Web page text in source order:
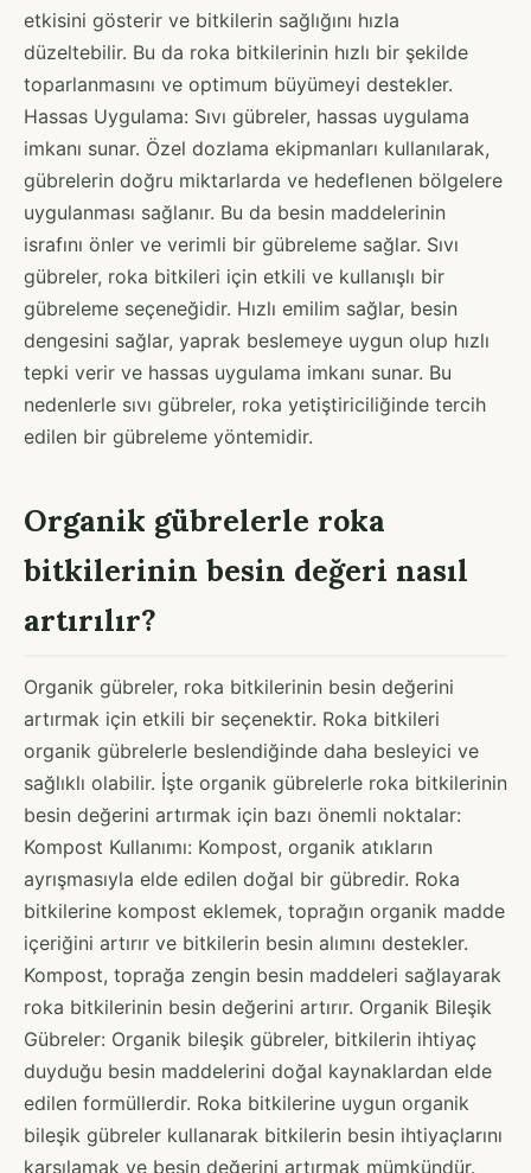
etkisini gösterir ve bitkilerin sağlığını hızla
düzeltebilir. Bu da roka bitkilerinin hızlı bir şekilde
toparlanmasını ve optimum büyümeyi destekler.
Hassas Uygulama: Sıvı gübreler, hassas uygulama
imkanı sunar. Özel dozlama ekipmanları kullanılarak,
gübrelerin doğru miktarlarda ve hedeflenen bölgelere
uygulanması sağlanır. Bu da besin maddelerinin
israfını önler ve verimli bir gübreleme sağlar. Sıvı
gübreler, roka bitkileri için etkili ve kullanışlı bir
gübreleme seçeneğidir. Hızlı emilim sağlar, besin
dengesini sağlar, yaprak beslemeye uygun olup hızlı
tepki verir ve hassas uygulama imkanı sunar. Bu
nedenlerle sıvı gübreler, roka yetiştiriciliğinde tercih
edilen bir gübreleme yöntemidir.
Organik gübrelerle roka
bitkilerinin besin değeri nasıl
artırılır?
Organik gübreler, roka bitkilerinin besin değerini
artırmak için etkili bir seçenektir. Roka bitkileri
organik gübrelerle beslendiğinde daha besleyici ve
sağlıklı olabilir. İşte organik gübrelerle roka bitkilerinin
besin değerini artırmak için bazı önemli noktalar:
Kompost Kullanımı: Kompost, organik atıkların
ayrışmasıyla elde edilen doğal bir gübredir. Roka
bitkilerine kompost eklemek, toprağın organik madde
içeriğini artırır ve bitkilerin besin alımını destekler.
Kompost, toprağa zengin besin maddeleri sağlayarak
roka bitkilerinin besin değerini artırır. Organik Bileşik
Gübreler: Organik bileşik gübreler, bitkilerin ihtiyaç
duyduğu besin maddelerini doğal kaynaklardan elde
edilen formüllerdir. Roka bitkilerine uygun organik
bileşik gübreler kullanarak bitkilerin besin ihtiyaçlarını
karşılamak ve besin değerini artırmak mümkündür.